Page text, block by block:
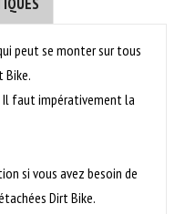
peut se monter sur tous
Bike.
Il faut impérativement la
si vous avez besoin de
Dirt Bike.